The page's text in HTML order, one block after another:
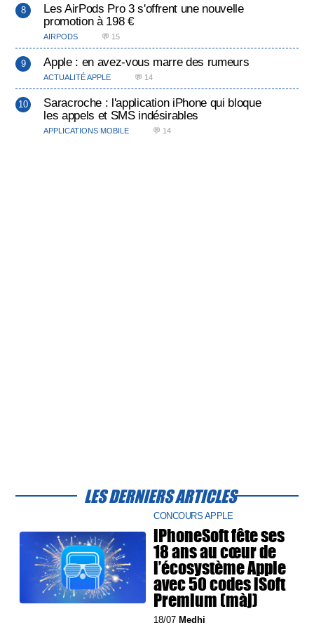
Les AirPods Pro 3 s'offrent une nouvelle
promotion à 198 €
AIRPODS 💬 15
Apple : en avez-vous marre des rumeurs
ACTUALITÉ APPLE 💬 14
Saracroche : l'application iPhone qui bloque
les appels et SMS indésirables
APPLICATIONS MOBILE 💬 14
LES DERNIERS ARTICLES
CONCOURS APPLE
iPhoneSoft fête ses
18 ans au cœur de
l’écosystème Apple
avec 50 codes iSoft
Premium (màj)
18/07Medhi